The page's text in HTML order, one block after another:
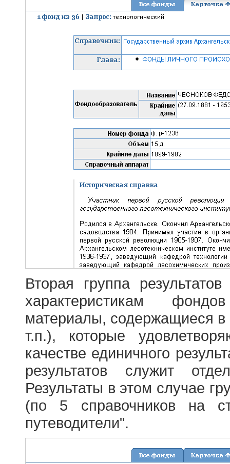
Вторая группа
характеристикам
материалы, содержащиеся в
т.п.), которые
качестве единичного
результатов служит
Результаты в этом случае
(по 5 справочников на
путеводители".